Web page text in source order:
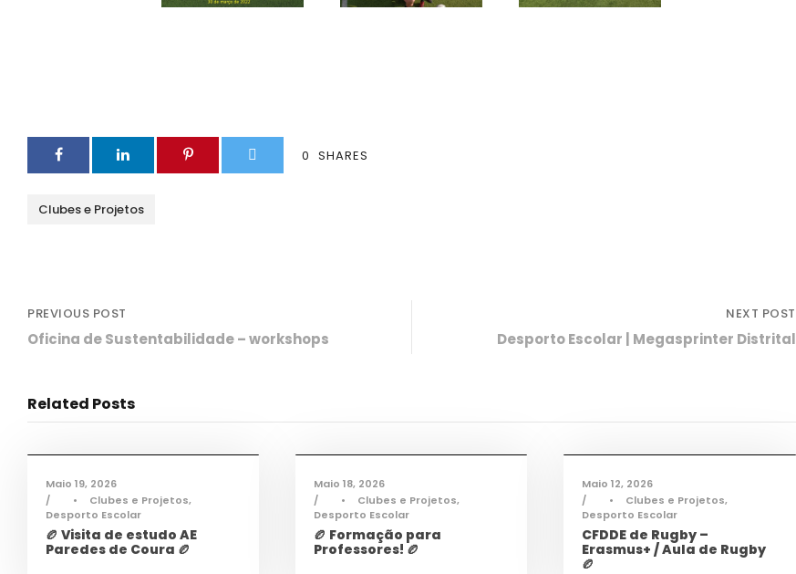
0 SHARES
Clubes e Projetos
PREVIOUS POST
Oficina de Sustentabilidade – workshops
NEXT POST
Desporto Escolar | Megasprinter Distrital
Related Posts
Desporto,Notícias
Maio 19, 2026
•
Clubes e Projetos,
Desporto Escolar
🏉 Visita de estudo AE
Paredes de Coura 🏉
Desporto,Notícias
Maio 18, 2026
•
Clubes e Projetos,
Desporto Escolar
🏉 Formação para
Professores! 🏉
Desporto,Notícias
Maio 12, 2026
•
Clubes e Projetos,
Desporto Escolar
CFDDE de Rugby –
Erasmus+ / Aula de Rugby
🏉